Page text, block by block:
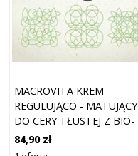
MACROVITA KREM
REGULUJĄCO - MATUJĄCY
DO CERY TŁUSTEJ Z BIO-
OLIWĄ Z OLIWEK I BIAŁĄ
HERBATĄ 50 ML
84,90 zł